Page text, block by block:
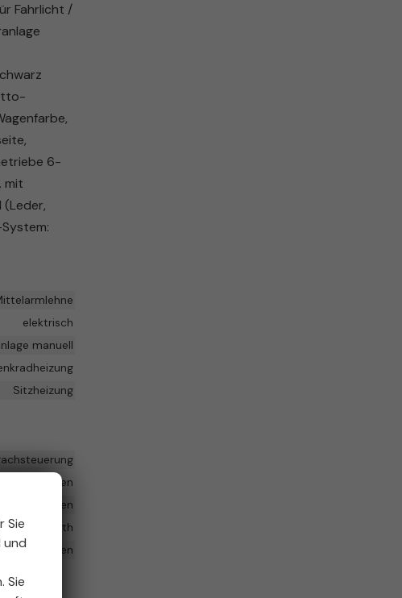
Fahrlicht /
6-
mit
(Leder,
elektrisch
manuell
Sitzheizung
Touchscreen
vorhanden
Bluetooth
vorhanden
Sie
und
Sie